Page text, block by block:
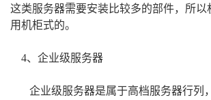
这类服务器需要安装比较多的部件，所以
用机柜式的。
4、企业级服务器
企业级服务器是属于高档服务器行列